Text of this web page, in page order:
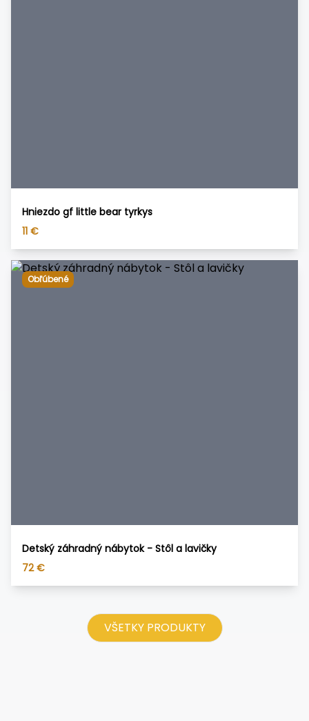
Hniezdo gf little bear tyrkys
11 €
Obľúbené
Detský záhradný nábytok - Stôl a lavičky
72 €
VŠETKY PRODUKTY